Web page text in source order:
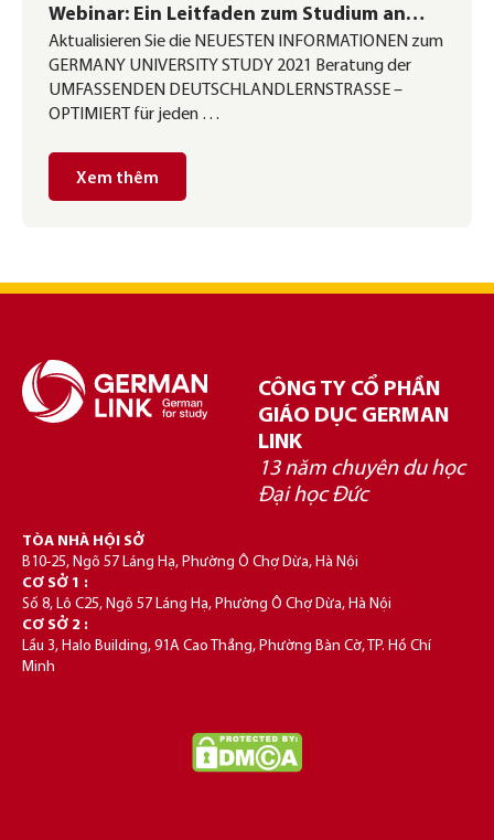
Webinar: Ein Leitfaden zum Studium an
deutschen Hochschulen von A bis Z
Aktualisieren Sie die NEUESTEN INFORMATIONEN zum
GERMANY UNIVERSITY STUDY 2021 Beratung der
UMFASSENDEN DEUTSCHLANDLERNSTRASSE –
OPTIMIERT für jeden …
Xem thêm
CÔNG TY CỔ PHẦN
GIÁO DỤC GERMAN
LINK
13 năm chuyên du học
Đại học Đức
TÒA NHÀ HỘI SỞ
B10-25, Ngõ 57 Láng Hạ, Phường Ô Chợ Dừa, Hà Nội
CƠ SỞ 1 :
Số 8, Lô C25, Ngõ 57 Láng Hạ, Phường Ô Chợ Dừa, Hà Nội
CƠ SỞ 2 :
Lầu 3, Halo Building, 91A Cao Thắng, Phường Bàn Cờ, TP. Hồ Chí
Minh